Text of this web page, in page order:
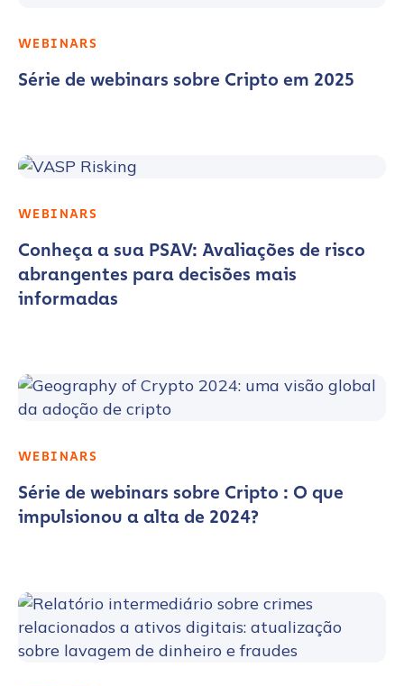
WEBINARS
Série de webinars sobre Cripto em 2025
WEBINARS
Conheça a sua PSAV: Avaliações de risco
abrangentes para decisões mais
informadas
WEBINARS
Série de webinars sobre Cripto : O que
impulsionou a alta de 2024?